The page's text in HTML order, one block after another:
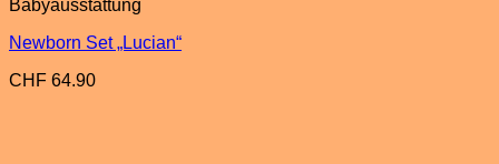
Babyausstattung
Newborn Set „Lucian“
CHF 64.90